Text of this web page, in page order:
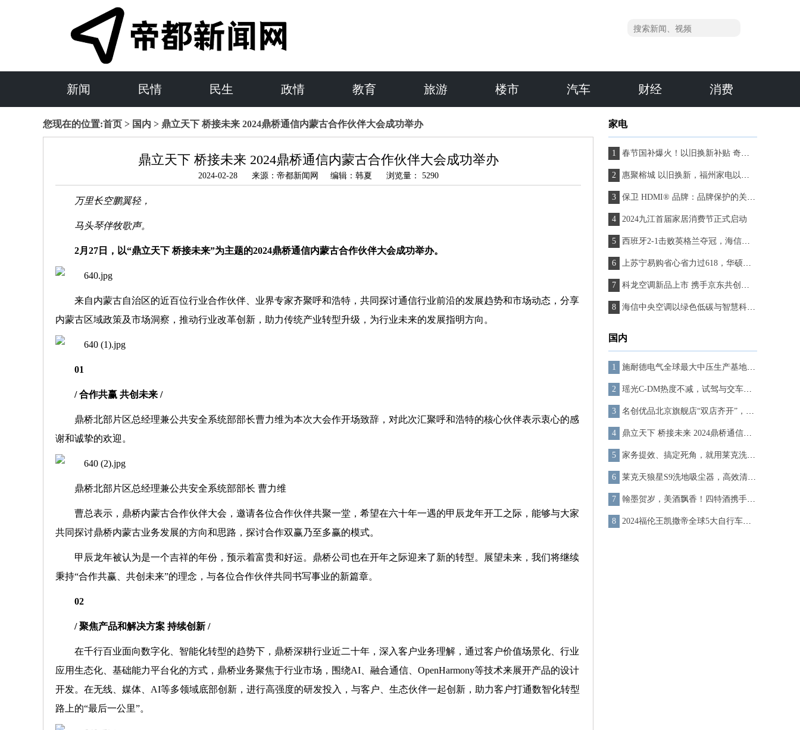
新闻 民情 民生 政情 教育 旅游 楼市 汽车 财经 消费
您现在的位置:首页 > 国内 > 鼎立天下 桥接未来 2024鼎桥通信内蒙古合作伙伴大会成功举办
鼎立天下 桥接未来 2024鼎桥通信内蒙古合作伙伴大会成功举办
2024-02-28 来源：帝都新闻网 编辑：韩夏 浏览量： 5290
万里长空鹏翼轻，
马头琴伴牧歌声。
2月27日，以“鼎立天下 桥接未来”为主题的2024鼎桥通信内蒙古合作伙伴大会成功举办。
来自内蒙古自治区的近百位行业合作伙伴、业界专家齐聚呼和浩特，共同探讨通信行业前沿的发展趋势和市场动态，分享
内蒙古区域政策及市场洞察，推动行业改革创新，助力传统产业转型升级，为行业未来的发展指明方向。
01
/ 合作共赢 共创未来 /
鼎桥北部片区总经理兼公共安全系统部部长曹力维为本次大会作开场致辞，对此次汇聚呼和浩特的核心伙伴表示衷心的感
谢和诚挚的欢迎。
鼎桥北部片区总经理兼公共安全系统部部长 曹力维
曹总表示，鼎桥内蒙古合作伙伴大会，邀请各位合作伙伴共聚一堂，希望在六十年一遇的甲辰龙年开工之际，能够与大家
共同探讨鼎桥内蒙古业务发展的方向和思路，探讨合作双赢乃至多赢的模式。
甲辰龙年被认为是一个吉祥的年份，预示着富贵和好运。鼎桥公司也在开年之际迎来了新的转型。展望未来，我们将继续
秉持“合作共赢、共创未来”的理念，与各位合作伙伴共同书写事业的新篇章。
02
/ 聚焦产品和解决方案 持续创新 /
在千行百业面向数字化、智能化转型的趋势下，鼎桥深耕行业近二十年，深入客户业务理解，通过客户价值场景化、行业
应用生态化、基础能力平台化的方式，鼎桥业务聚焦于行业市场，围绕AI、融合通信、OpenHarmony等技术来展开产品的设计
开发。在无线、媒体、AI等多领域底部创新，进行高强度的研发投入，与客户、生态伙伴一起创新，助力客户打通数智化转型
路上的“最后一公里”。
家电
春节国补爆火！以旧换新补贴 奇兵到家服务双驱动，助推家电销售量
惠聚榕城 以旧换新，福州家电以旧换新活动上线京东
保卫 HDMI® 品牌：品牌保护的关键作用
2024九江首届家居消费节正式启动
西班牙2-1击败英格兰夺冠，海信新风空调闪耀燃情时刻
上苏宁易购省心省力过618，华硕电脑苏宁自营旗舰店多重礼遇等你
科龙空调新品上市 携手京东共创营销新模式
海信中央空调以绿色低碳与智慧科技聚焦行业目光
国内
施耐德电气全球最大中压生产基地正式动工，助推厦门逐浪“新”时代
瑶光C-DM热度不减，试驾与交车热潮席卷全国门店
名创优品北京旗舰店“双店齐开”，潮流消费激活商圈新活力！
鼎立天下 桥接未来 2024鼎桥通信内蒙古合作伙伴大会成功举办
家务提效、搞定死角，就用莱克洗地吸尘器
莱克天狼星S9洗地吸尘器，高效清洁搞定死角
翰墨贺岁，美酒飘香！四特酒携手省书协万福迎春
2024福伦王凯撒帝全球5大自行车界1王4后意大利公路车排名